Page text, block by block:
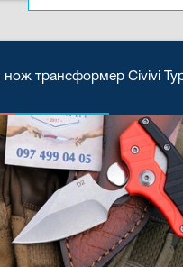
нож трансформер Civivi